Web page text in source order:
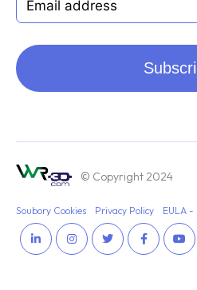
© Copyright 2024
Soubory Cookies Privacy Policy EULA -